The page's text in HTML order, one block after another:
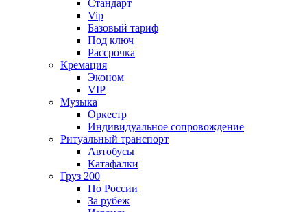
Стандарт
Vip
Базовый тариф
Под ключ
Рассрочка
Кремация
Эконом
VIP
Музыка
Оркестр
Индивидуальное сопровождение
Ритуальный транспорт
Автобусы
Катафалки
Груз 200
По России
За рубеж